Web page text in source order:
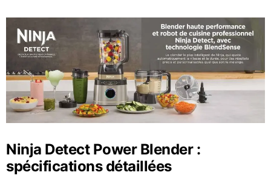
Ninja Detect Power Blender :
spécifications détaillées